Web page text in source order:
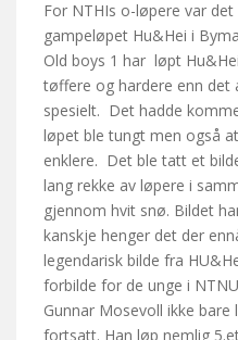
For NTHIs o-løpere var
gampeløpet Hu&Hei i
Old boys 1 har løpt
tøffere og hardere enn det
spesielt. Det hadde
løpet ble tungt men også
enklere. Det ble tatt et
lang rekke av løpere i
gjennom hvit snø. Bildet
kanskje henger det der
legendarisk bilde fra
forbilde for de unge i
Gunnar Mosevoll ikke
fortsatt. Han løp nemlig